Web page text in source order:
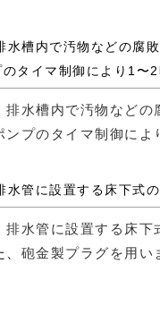
水槽内で汚物などの腐
タイマ制御により1〜
排水槽内で汚物など
ンプのタイマ制御によ
水管に設置する床下式
排水管に設置する床下
砲金製プラグを用い